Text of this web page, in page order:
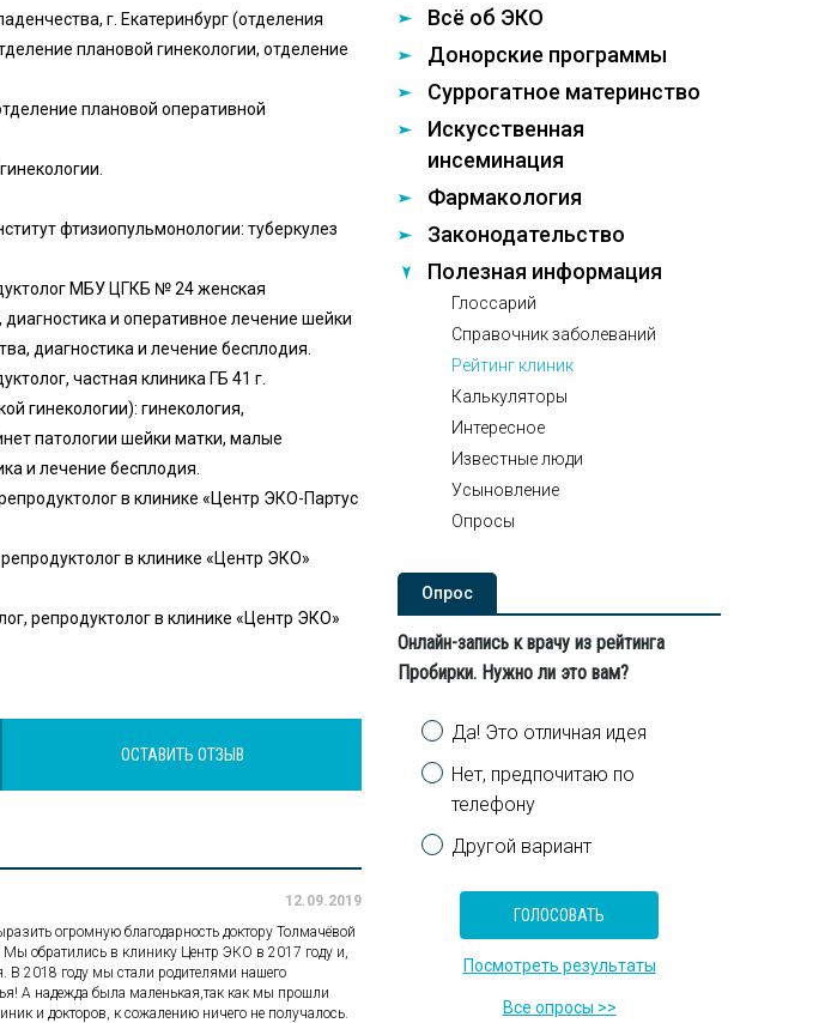
г. Екатеринбург (отделения
плановой гинекологии, отделение
плановой оперативной
фтизиопульмонологии: туберкулез
МБУ ЦГКБ № 24 женская
и оперативное лечение шейки
диагностика и лечение бесплодия.
частная клиника ГБ 41 г.
гинекологии): гинекология,
патологии шейки матки, малые
и лечение бесплодия.
в клинике «Центр ЭКО-Партус
в клинике «Центр ЭКО»
репродуктолог в клинике «Центр ЭКО»
ОСТАВИТЬ ОТЗЫВ
12.09.2019
огромную благодарность доктору Толмачёвой
обратились в клинику Центр ЭКО в 2017 году и,
В 2018 году мы стали родителями нашего
А надежда была маленькая,так как мы прошли
и докторов, к сожалению ничего не получалось.
Всё об ЭКО
Донорские программы
Суррогатное материнство
Искусственная
инсеминация
Фармакология
Законодательство
Полезная информация
Глоссарий
Справочник заболеваний
Рейтинг клиник
Калькуляторы
Интересное
Известные люди
Усыновление
Опросы
Опроc
Онлайн-запись к врачу из рейтинга
Пробирки. Нужно ли это вам?
Варианты
Да! Это отличная идея
Нет, предпочитаю по
телефону
Другой вариант
Посмотреть результаты
Все опросы >>